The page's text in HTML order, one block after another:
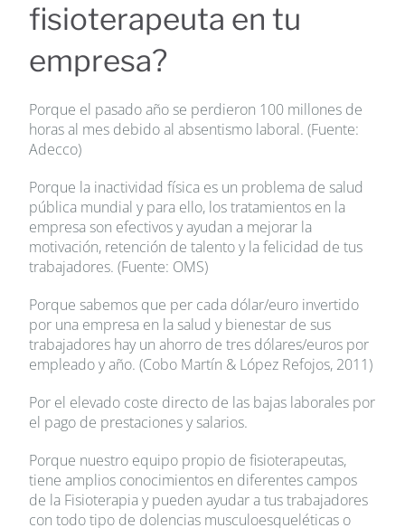
fisioterapeuta en tu
empresa?
Porque el pasado año se perdieron 100 millones de
horas al mes debido al absentismo laboral. (Fuente:
Adecco)
Porque la inactividad física es un problema de salud
pública mundial y para ello, los tratamientos en la
empresa son efectivos y ayudan a mejorar la
motivación, retención de talento y la felicidad de tus
trabajadores. (Fuente: OMS)
Porque sabemos que per cada dólar/euro invertido
por una empresa en la salud y bienestar de sus
trabajadores hay un ahorro de tres dólares/euros por
empleado y año. (Cobo Martín & López Refojos, 2011)
Por el elevado coste directo de las bajas laborales por
el pago de prestaciones y salarios.
Porque nuestro equipo propio de fisioterapeutas,
tiene amplios conocimientos en diferentes campos
de la Fisioterapia y pueden ayudar a tus trabajadores
con todo tipo de dolencias musculoesqueléticas o